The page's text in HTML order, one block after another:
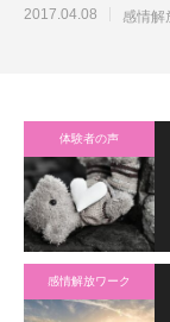
た。こんな目に遭
2017.04.08 感情解
体験者の声
感情解放ワーク